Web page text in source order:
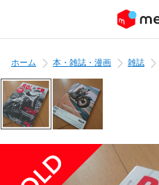
ホーム 本・雑誌・漫画 雑誌